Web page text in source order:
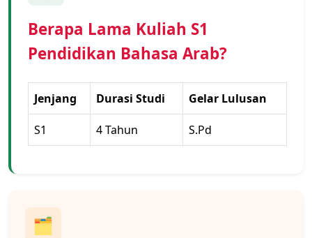
Berapa Lama Kuliah S1
Pendidikan Bahasa Arab?
Jenjang Durasi Studi Gelar Lulusan
S1 4 Tahun S.Pd
🗂️